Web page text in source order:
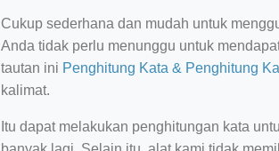
Cukup sederhana dan mudah untuk
Anda tidak perlu menunggu untuk
tautan ini Penghitung Kata & Penghitung
kalimat.
Itu dapat melakukan penghitungan kata